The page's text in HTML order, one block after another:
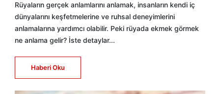
Rüyaların gerçek anlamlarını anlamak, insanların kendi iç
dünyalarını keşfetmelerine ve ruhsal deneyimlerini
anlamalarına yardımcı olabilir. Peki rüyada ekmek görmek
ne anlama gelir? İste detaylar...
Haberi Oku